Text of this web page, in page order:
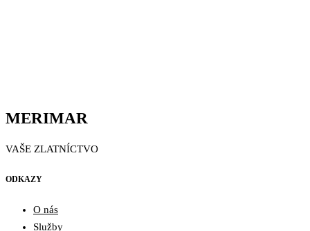
MERIMAR
VAŠE ZLATNÍCTVO
ODKAZY
O nás
Služby